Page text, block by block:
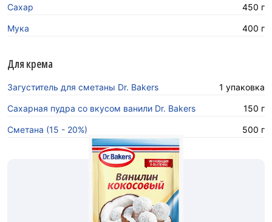
Сахар 450 г
Мука 400 г
Для крема
Загуститель для сметаны Dr. Bakers 1 упаковка
Сахарная пудра со вкусом ванили Dr. Bakers 150 г
Сметана (15 - 20%) 500 г